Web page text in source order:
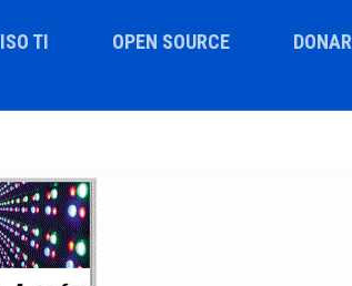
ISO TI OPEN SOURCE DONAR